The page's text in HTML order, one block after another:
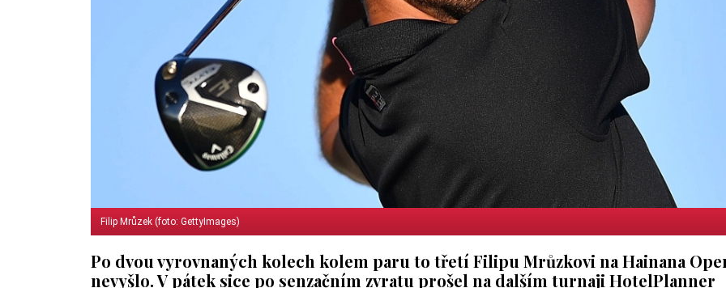
Filip Mrůzek (foto: GettyImages)
Po dvou vyrovnaných kolech kolem paru to třetí Filipu Mrůzkovi na Hainana
nevyšlo. V pátek sice po senzačním zvratu prošel na dalším turnaji HotelPlanner